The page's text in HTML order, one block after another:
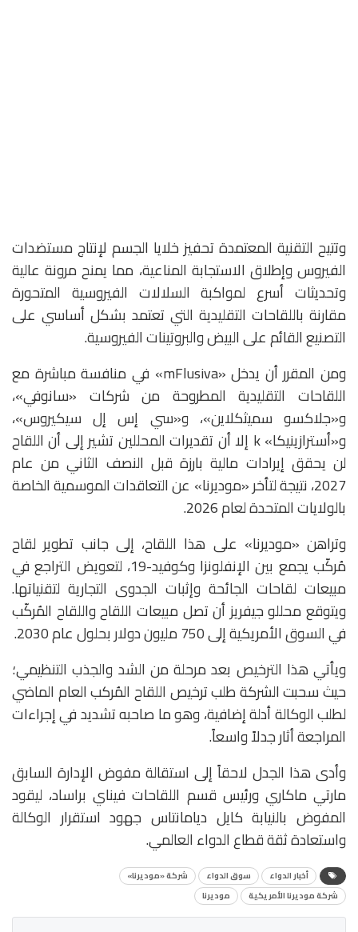
وتتيح التقنية المعتمدة تحفيز خلايا الجسم لإنتاج مستضدات
الفيروس وإطلاق الاستجابة المناعية، مما يمنح مرونة عالية
وتحديثات أسرع لمواكبة السلالات الفيروسية المتحورة
مقارنة باللقاحات التقليدية التي تعتمد بشكل أساسي على
التصنيع القائم على البيض والبروتينات الفيروسية.
ومن المقرر أن يدخل «mFlusiva» في منافسة مباشرة مع
اللقاحات التقليدية المطروحة من شركات «سانوفي»،
و«جلاكسو سميثكلاين»، و«سي إس إل سيكيروس»،
و«أسترازينيكا» k إلا أن تقديرات المحللين تشير إلى أن اللقاح
لن يحقق إيرادات مالية بارزة قبل النصف الثاني من عام
2027، نتيجة لتأخر «موديرنا» عن التعاقدات الموسمية الخاصة
بالولايات المتحدة لعام 2026.
وتراهن «موديرنا» على هذا اللقاح، إلى جانب تطوير لقاح
مُركّب يجمع بين الإنفلونزا وكوفيد-19، لتعويض التراجع في
مبيعات لقاحات الجائحة وإثبات الجدوى التجارية لتقنياتها.
ويتوقع محللو جيفريز أن تصل مبيعات اللقاح واللقاح المُركّب
في السوق الأمريكية إلى 750 مليون دولار بحلول عام 2030.
ويأتي هذا الترخيص بعد مرحلة من الشد والجذب التنظيمي؛
حيث سحبت الشركة طلب ترخيص اللقاح المُركب العام الماضي
لطلب الوكالة أدلة إضافية، وهو ما صاحبه تشديد في إجراءات
المراجعة أثار جدلاً واسعاً.
وأدى هذا الجدل لاحقاً إلى استقالة مفوض الإدارة السابق
مارتي ماكاري ورئيس قسم اللقاحات فيناي براساد، ليقود
المفوض بالنيابة كايل ديامانتاس جهود استقرار الوكالة
واستعادة ثقة قطاع الدواء العالمي.
أخبار الدواء سوق الدواء
شركة «موديرنا»
شركة موديرنا الأمريكية
موديرنا